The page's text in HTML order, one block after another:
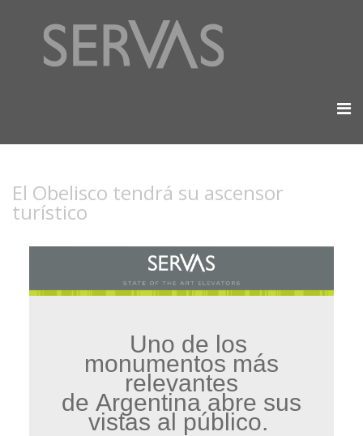
El Obelisco tendrá su ascensor
turístico
Uno de los
monumentos más
relevantes
de Argentina abre sus
vistas al público.